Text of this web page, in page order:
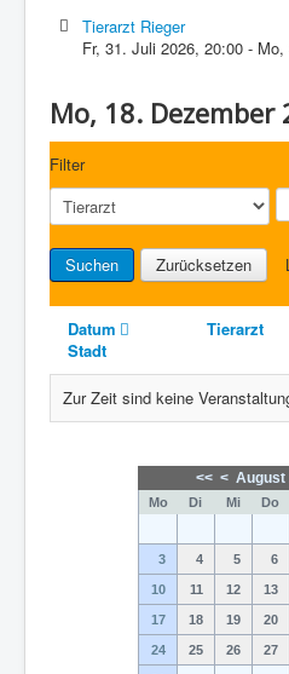
Tierarzt Rieger
Fr, 31. Juli 2026,20:00 -
Mo, 18. Dezember
Filter
Suchen Zurücksetzen
Datum Tierarzt
Stadt
Zur Zeit sind keine
<< < August
Mo Di Mi Do
3 4 5 6
10 11 12 13
17 18 19 20
24 25 26 27